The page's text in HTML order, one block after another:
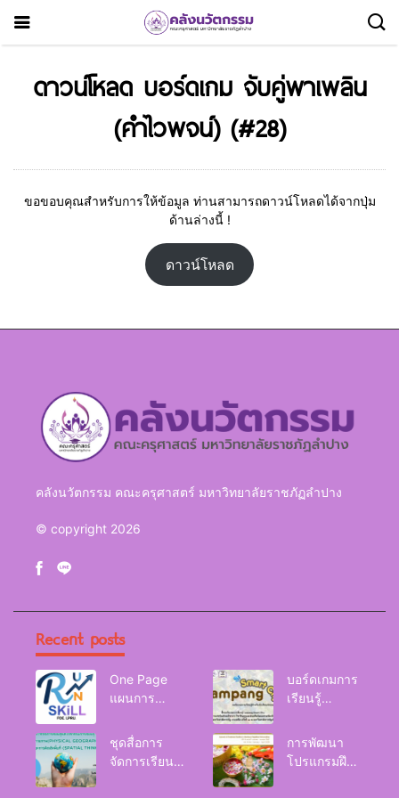
ดาวน์โหลด บอร์ดเกม จับคู่พาเพลิน
(คำไวพจน์) (#28)
ขอขอบคุณสำหรับการให้ข้อมูล ท่านสามารถดาวน์โหลดได้จากปุ่ม
ด้านล่างนี้ !
ดาวน์โหลด
คลังนวัตกรรม คณะครุศาสตร์ มหาวิทยาลัยราชภัฏลำปาง
© copyright 2026
Recent posts
One Page
แผนการ
Reskill
Upskill
บอร์ดเกมการ
เรียนรู้
Smart City
ชุดสื่อการ
จัดการเรียนรู้
การพัฒนา
โปรแกรมฝึก